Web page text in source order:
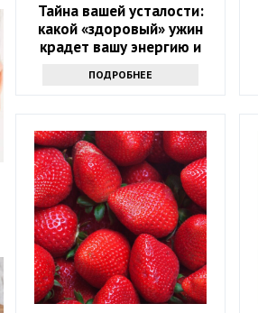
Тайна вашей усталости:
какой «здоровый» ужин
крадет вашу энергию и
ПОДРОБНЕЕ